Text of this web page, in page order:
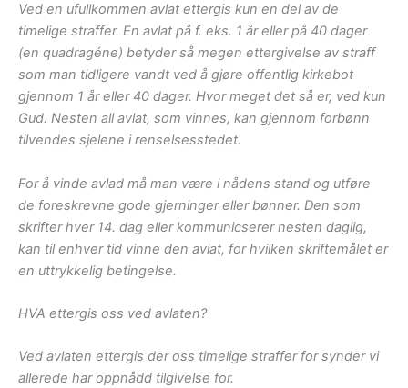
Ved en ufullkommen avlat ettergis kun en del av de
timelige straffer. En avlat på f. eks. 1 år eller på 40 dager
(en quadragéne) betyder så megen ettergivelse av straff
som man tidligere vandt ved å gjøre offentlig kirkebot
gjennom 1 år eller 40 dager. Hvor meget det så er, ved kun
Gud. Nesten all avlat, som vinnes, kan gjennom forbønn
tilvendes sjelene i renselsesstedet.
For å vinde avlad må man være i nådens stand og utføre
de foreskrevne gode gjerninger eller bønner. Den som
skrifter hver 14. dag eller kommunicserer nesten daglig,
kan til enhver tid vinne den avlat, for hvilken skriftemålet er
en uttrykkelig betingelse.
HVA ettergis oss ved avlaten?
Ved avlaten ettergis der oss timelige straffer for synder vi
allerede har oppnådd tilgivelse for.